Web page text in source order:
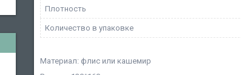
Плотность
Количество в упаковке
Материал: флис или кашемир